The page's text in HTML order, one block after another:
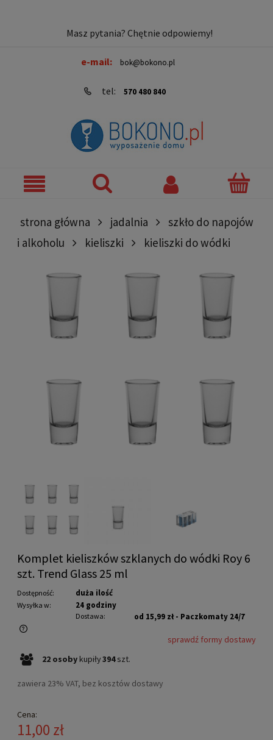
Masz pytania? Chętnie odpowiemy!
e-mail: bok@bokono.pl
tel: 570 480 840
strona główna jadalnia
szkło do napojów
i alkoholu
kieliszki kieliszki do wódki
Komplet kieliszków szklanych do wódki Roy 6
szt. Trend Glass 25 ml
Dostępność: duża ilość
Wysyłka w: 24 godziny
Dostawa: od 15,99 zł - Paczkomaty 24/7
Cena nie zawiera ewentualnych kosztów płatności
sprawdź formy dostawy
22 osoby kupiły394 szt.
zawiera 23% VAT, bez kosztów dostawy
Cena:
11,00 zł